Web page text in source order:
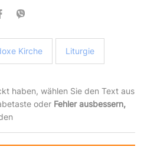
Kirche Liturgie
haben, wählen Sie den Text aus
oder Fehler ausbessern,